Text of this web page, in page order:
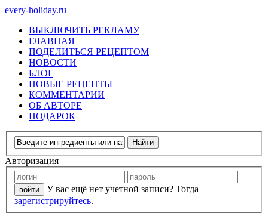
every-holiday.ru
ВЫКЛЮЧИТЬ РЕКЛАМУ
ГЛАВНАЯ
ПОДЕЛИТЬСЯ РЕЦЕПТОМ
НОВОСТИ
БЛОГ
НОВЫЕ РЕЦЕПТЫ
КОММЕНТАРИИ
ОБ АВТОРЕ
ПОДАРОК
Авторизация
У вас ещё нет учетной записи? Тогда
зарегистрируйтесь.